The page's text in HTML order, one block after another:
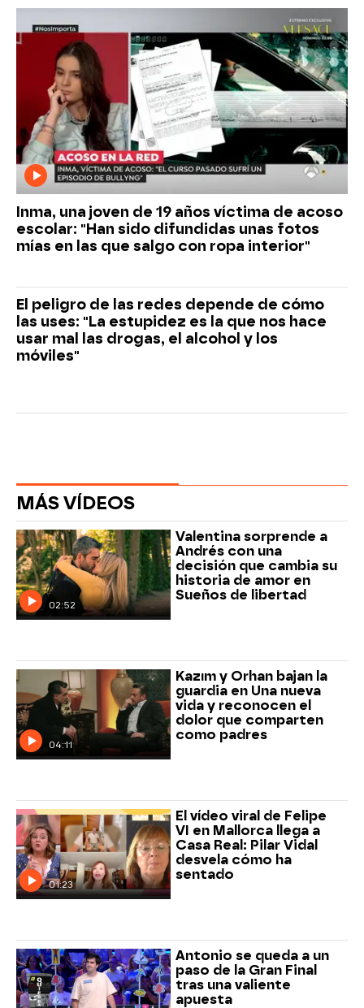
Inma, una joven de 19 años víctima de acoso
escolar: "Han sido difundidas unas fotos
mías en las que salgo con ropa interior"
El peligro de las redes depende de cómo
las uses: "La estupidez es la que nos hace
usar mal las drogas, el alcohol y los
móviles"
MÁS VÍDEOS
02:52
Valentina sorprende a
Andrés con una
decisión que cambia su
historia de amor en
Sueños de libertad
04:11
Kazım y Orhan bajan la
guardia en Una nueva
vida y reconocen el
dolor que comparten
como padres
01:23
El vídeo viral de Felipe
VI en Mallorca llega a
Casa Real: Pilar Vidal
desvela cómo ha
sentado
Antonio se queda a un
paso de la Gran Final
tras una valiente
apuesta